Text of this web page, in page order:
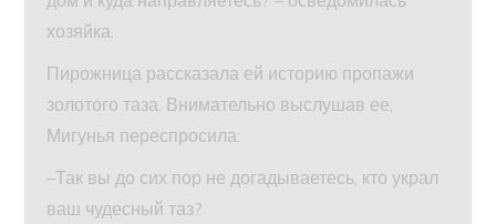
хозяйка.
Пирожница рассказала ей историю пропажи
золотого таза. Внимательно выслушав ее,
Мигунья переспросила:
–Так вы до сих пор не догадываетесь, кто украл
ваш чудесный таз?